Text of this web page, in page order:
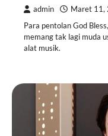
admin Maret 11,
Para pentolan God
memang tak lagi muda
alat musik.